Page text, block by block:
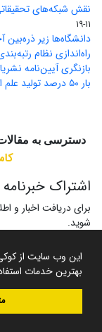
این وب سایت از کوکی
بهترین خدمات
نقش شبکه‌های
11-19
دانشگاه‌ها زیر ذره‌بین
راه‌اندازی نظام
بازنگری آیین‌نامه نشریات
بار ۵۰ درصد تولید علم ایران فقط بر دوش ۱۵ دانشگاه کشور
دسترسی به
اشتراک خبرنامه
برای دریافت اخبار و
شوید.
سامانه مدیریت